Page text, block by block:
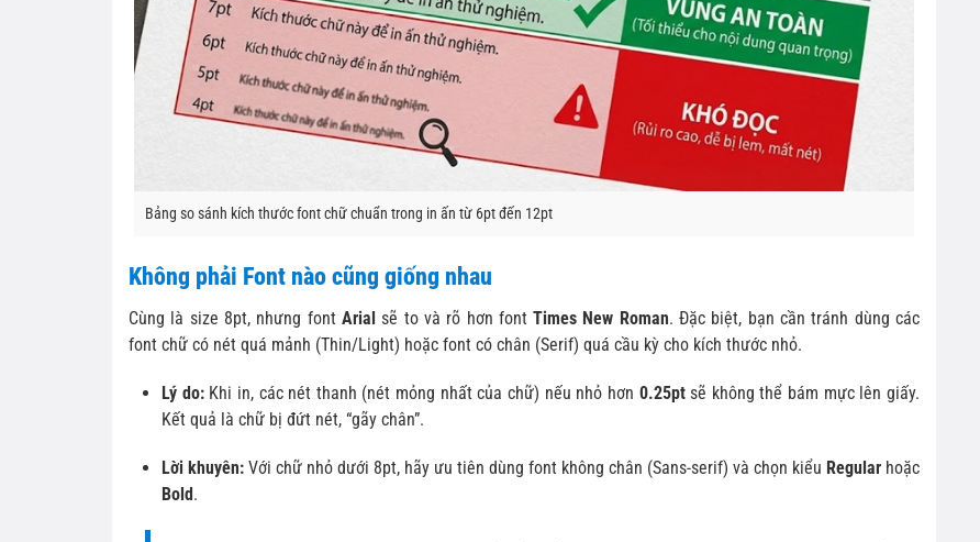
Bảng so sánh kích thước font chữ chuẩn trong in ấn từ 6pt đến 12pt
Không phải Font nào cũng giống nhau
Cùng là size 8pt, nhưng font Arial sẽ to và rõ hơn fontTimes New Roman. Đặc biệt, bạn cần tránh dùng các
font chữ có nét quá mảnh (Thin/Light) hoặc font có chân (Serif) quá cầu kỳ cho kích thước nhỏ.
Lý do:Khi in, các nét thanh (nét mỏng nhất của chữ) nếu nhỏ hơn 0.25ptsẽ không thể bám mực lên giấy.
Kết quả là chữ bị đứt nét, “gãy chân”.
Lời khuyên: Với chữ nhỏ dưới 8pt, hãy ưu tiên dùng font không chân (Sans-serif) và chọn kiểu Regular hoặc
Bold.